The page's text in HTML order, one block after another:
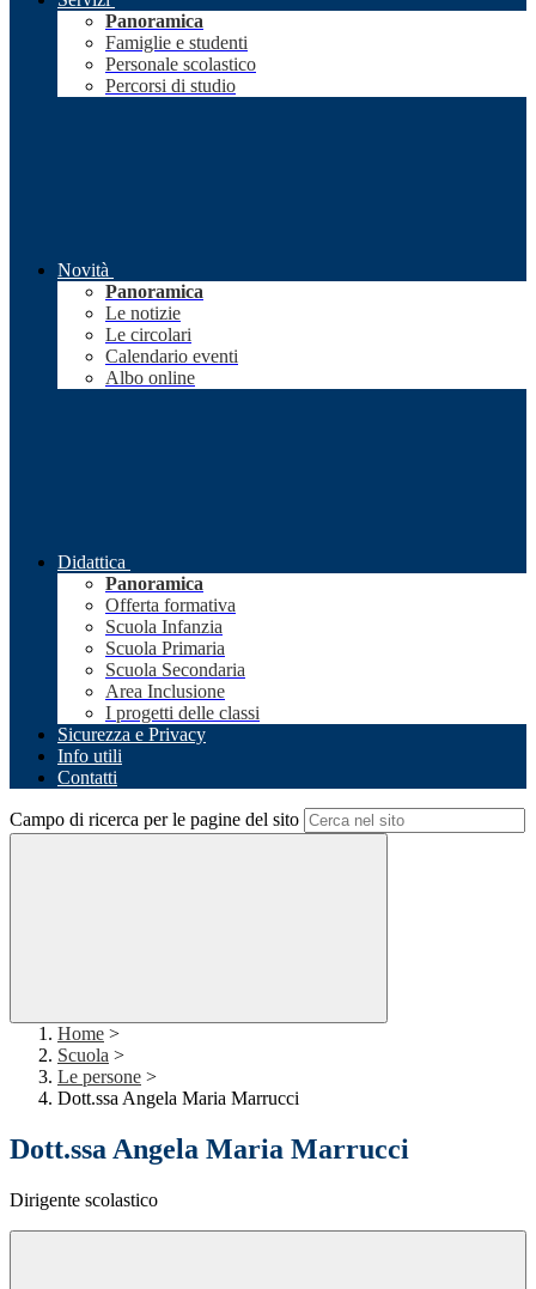
Panoramica
Famiglie e studenti
Personale scolastico
Percorsi di studio
Novità
Panoramica
Le notizie
Le circolari
Calendario eventi
Albo online
Didattica
Panoramica
Offerta formativa
Scuola Infanzia
Scuola Primaria
Scuola Secondaria
Area Inclusione
I progetti delle classi
Sicurezza e Privacy
Info utili
Contatti
Campo di ricerca per le pagine del sito
Home >
Scuola >
Le persone >
Dott.ssa Angela Maria Marrucci
Dott.ssa Angela Maria Marrucci
Dirigente scolastico